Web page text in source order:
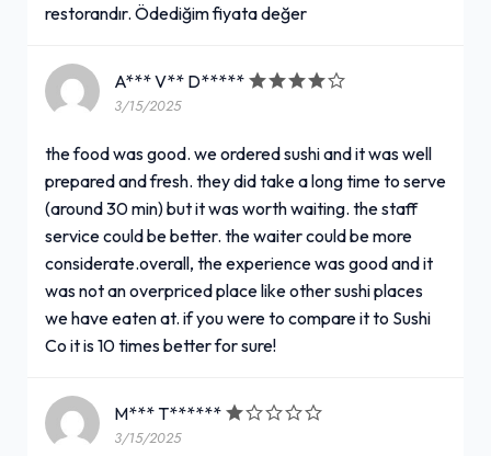
restorandır. Ödediğim fiyata değer
A*** V** D*****
3/15/2025
the food was good. we ordered sushi and it was well
prepared and fresh. they did take a long time to serve
(around 30 min) but it was worth waiting. the staff
service could be better. the waiter could be more
considerate.overall, the experience was good and it
was not an overpriced place like other sushi places
we have eaten at. if you were to compare it to Sushi
Co it is 10 times better for sure!
M*** T******
3/15/2025